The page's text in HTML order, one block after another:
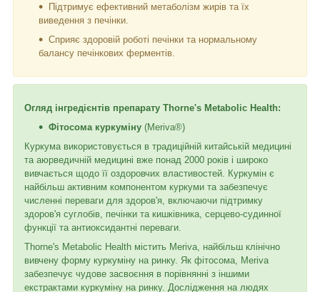
Підтримує ефективний метаболізм жирів та їх
виведення з печінки.
Сприяє здоровій роботі печінки та нормальному
балансу печінкових ферментів.
Огляд інгредієнтів препарату Thorne's Metabolic Health:
Фітосома куркуміну (Meriva®)
Куркума використовується в традиційній китайській медицині
та аюрведичній медицині вже понад 2000 років і широко
вивчається щодо її оздоровчих властивостей. Куркумін є
найбільш активним компонентом куркуми та забезпечує
численні переваги для здоров'я, включаючи підтримку
здоров'я суглобів, печінки та кишківника, серцево-судинної
функції та антиоксидантні переваги.
Thorne's Metabolic Health містить Meriva, найбільш клінічно
вивчену форму куркуміну на ринку. Як фітосома, Meriva
забезпечує чудове засвоєння в порівнянні з іншими
екстрактами куркуміну на ринку. Дослідження на людях